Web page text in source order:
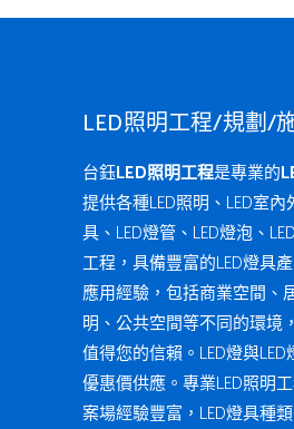
LED照明工程/規劃/
台鈺LED照明工程是專業的
提供各種LED照明、LED室內
具、LED燈管、LED燈泡、
工程，具備豐富的LED燈具
應用經驗，包括商業空間、
明、公共空間等不同的環境
值得您的信賴。LED燈與LED
優惠價供應。專業LED照明
案場經驗豐富，LED燈具種